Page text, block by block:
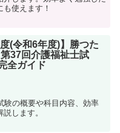
使えます！
度(令和6年度)】勝つた
37回介護福祉士試
全ガイド
験の概要や科目内容、効率
します。